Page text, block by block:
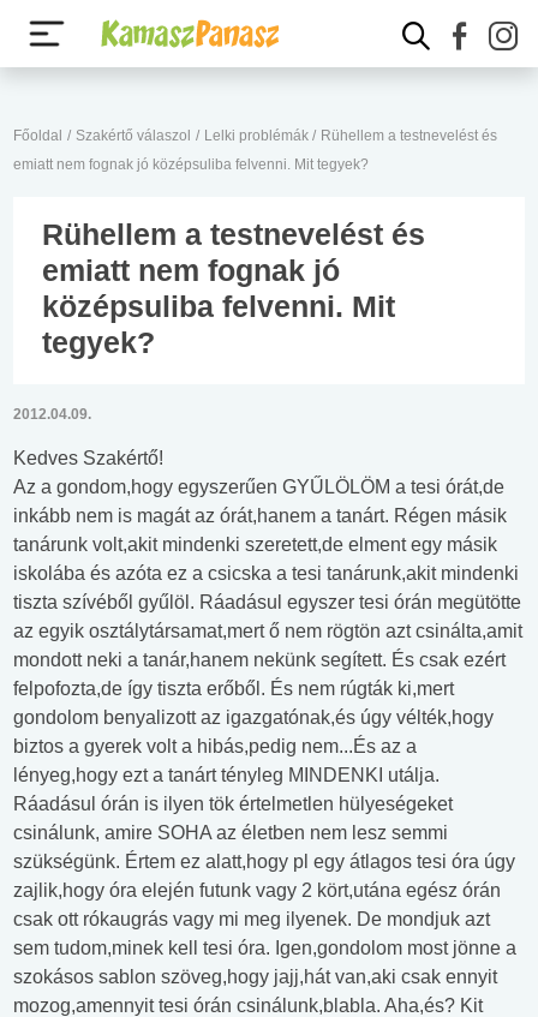
Főoldal / Szakértő válaszol / Lelki problémák / Rühellem a testnevelést és
emiatt nem fognak jó középsuliba felvenni. Mit tegyek?
Rühellem a testnevelést és
emiatt nem fognak jó
középsuliba felvenni. Mit
tegyek?
2012.04.09.
Kedves Szakértő!
Az a gondom,hogy egyszerűen GYŰLÖLÖM a tesi órát,de
inkább nem is magát az órát,hanem a tanárt. Régen másik
tanárunk volt,akit mindenki szeretett,de elment egy másik
iskolába és azóta ez a csicska a tesi tanárunk,akit mindenki
tiszta szívéből gyűlöl. Ráadásul egyszer tesi órán megütötte
az egyik osztálytársamat,mert ő nem rögtön azt csinálta,amit
mondott neki a tanár,hanem nekünk segített. És csak ezért
felpofozta,de így tiszta erőből. És nem rúgták ki,mert
gondolom benyalizott az igazgatónak,és úgy vélték,hogy
biztos a gyerek volt a hibás,pedig nem...És az a
lényeg,hogy ezt a tanárt tényleg MINDENKI utálja.
Ráadásul órán is ilyen tök értelmetlen hülyeségeket
csinálunk, amire SOHA az életben nem lesz semmi
szükségünk. Értem ez alatt,hogy pl egy átlagos tesi óra úgy
zajlik,hogy óra elején futunk vagy 2 kört,utána egész órán
csak ott rókaugrás vagy mi meg ilyenek. De mondjuk azt
sem tudom,minek kell tesi óra. Igen,gondolom most jönne a
szokásos sablon szöveg,hogy jajj,hát van,aki csak ennyit
mozog,amennyit tesi órán csinálunk,blabla. Aha,és? Kit